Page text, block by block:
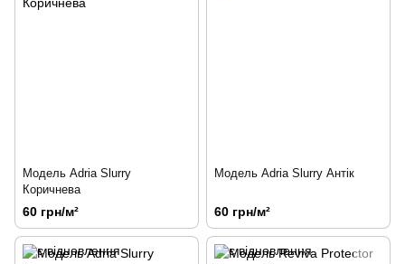
Модель Adria Slurry
Коричнева
60 грн/м²
Модель Adria Slurry Антік
60 грн/м²